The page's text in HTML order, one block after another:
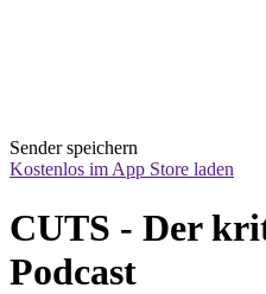
Sender speichern
Kostenlos im App Store laden
CUTS - Der
Podcast